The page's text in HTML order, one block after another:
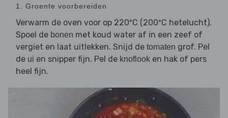
1. Groente voorbereiden
Verwarm de oven voor op 220ºC (200ºC hetelucht).
Spoel de bonen met koud water af in een zeef of
vergiet en laat uitlekken. Snijd de tomaten grof. Pel
de ui en snipper fijn. Pel de knoflook en hak of pers
heel fijn.